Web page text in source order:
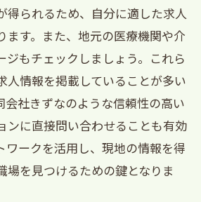
問看護求人の変化と対応策
としてのキャリアの広がり
看護に求められるスキルと知
看護求人でスキルアップと地域
問看護師としてスキルを磨く
得られるため、自分に適した求人
ます。また、地元の医療機関や介
ジもチェックしましょう。これら
人情報を掲載していることが多い
会社きずなのような信頼性の高い
ンに直接問い合わせることも有効
ワークを活用し、現地の情報を得
場を見つけるための鍵となりま